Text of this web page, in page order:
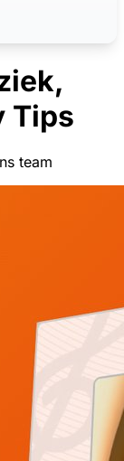
Tips
team